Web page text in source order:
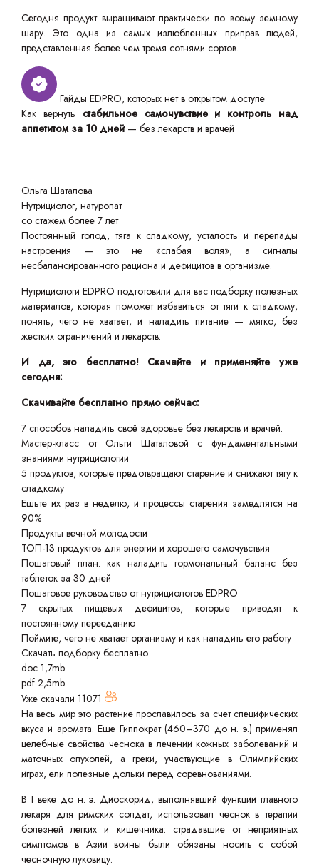
Сегодня продукт выращивают практически по всему земному
шару. Это одна из самых излюбленных приправ людей,
представленная более чем тремя сотнями сортов.
Гайды EDPRO, которых нет в открытом доступе
Как вернуть стабильное самочувствие и контроль над
аппетитом за 10 дней — без лекарств и врачей
Ольга Шаталова
Нутрициолог, натуропат
со стажем более 7 лет
Постоянный голод, тяга к сладкому, усталость и перепады
настроения — это не «слабая воля», а сигналы
несбалансированного рациона и дефицитов в организме.
Нутрициологи EDPRO подготовили для вас подборку полезных
материалов, которая поможет избавиться от тяги к сладкому,
понять, чего не хватает, и наладить питание — мягко, без
жестких ограничений и лекарств.
И да, это бесплатно! Скачайте и применяйте уже
сегодня:
Скачивайте бесплатно прямо сейчас:
7 способов наладить своё здоровье без лекарств и врачей.
Мастер-класс от Ольги Шаталовой с фундаментальными
знаниями нутрициологии
5 продуктов, которые предотвращают старение и снижают тягу к
сладкому
Ешьте их раз в неделю, и процессы старения замедлятся на
90%
Продукты вечной молодости
ТОП-13 продуктов для энергии и хорошего самочувствия
Пошаговый план: как наладить гормональный баланс без
таблеток за 30 дней
Пошаговое руководство от нутрициологов EDPRO
7 скрытых пищевых дефицитов, которые приводят к
постоянному перееданию
Поймите, чего не хватает организму и как наладить его работу
Скачать подборку бесплатно
doc 1,7mb
pdf 2,5mb
Уже скачали 11071
На весь мир это растение прославилось за счет специфических
вкуса и аромата. Еще Гиппократ (460–370 до н. э.) применял
целебные свойства чеснока в лечении кожных заболеваний и
маточных опухолей, а греки, участвующие в Олимпийских
играх, ели полезные дольки перед соревнованиями.
В I веке до н. э. Диоскорид, выполнявший функции главного
лекаря для римских солдат, использовал чеснок в терапии
болезней легких и кишечника: страдавшие от неприятных
симптомов в Азии воины были обязаны носить с собой
чесночную луковицу.